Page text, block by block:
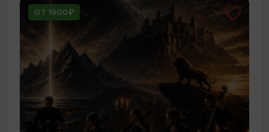
ОТ 1900₽